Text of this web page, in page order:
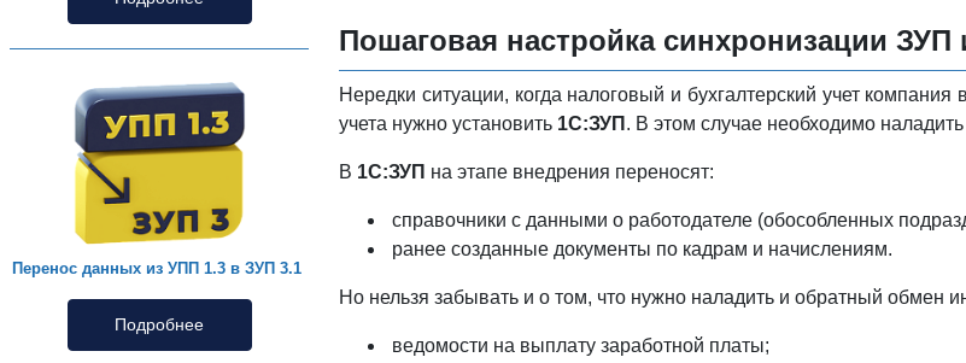
Перенос данных из УПП 1.3 в ЗУП 3.1
Подробнее
Пошаговая настройка синхронизации ЗУП
Нередки ситуации, когда налоговый и бухгалтерский учет компания
учета нужно установить 1С:ЗУП . В этом случае необходимо
В 1С:ЗУП на этапе внедрения переносят:
справочники с данными о работодателе (обособленных
ранее созданные документы по кадрам и начислениям.
Но нельзя забывать и о том, что нужно наладить и обратный обмен
ведомости на выплату заработной платы;